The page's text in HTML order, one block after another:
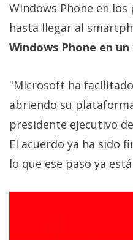
Sorteos
Foros
Contacto
Sobre
nosotros
/
/
Windows Phone en
hasta llegar al
Windows Phone en
"Microsoft ha
abriendo su
presidente ejecutivo
El acuerdo ya ha sido
lo que ese paso ya